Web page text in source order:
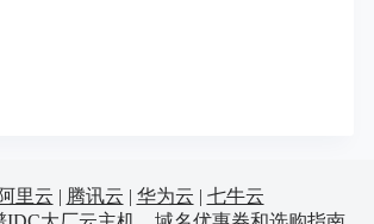
阿里云 | 腾讯云 | 华为云 | 七牛云